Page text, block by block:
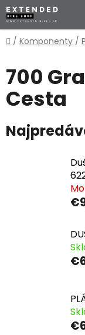
Prejsť
na
obsah
Domov
/ Komponenty /
700
Cesta